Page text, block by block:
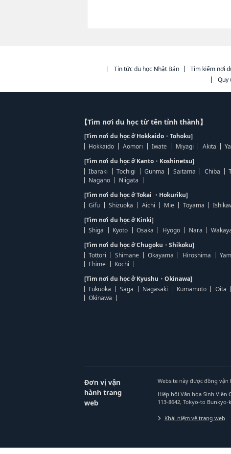
Tin tức du học Nhật Bản Tìm kiếm nơi
Quy
【Tìm nơi du học từ tên tỉnh thành】
[Tìm nơi du học ở Hokkaido・Tohoku]
Hokkaido
Aomori Iwate Miyagi Akita
[Tìm nơi du học ở Kanto・Koshinetsu]
Ibaraki
Tochigi Gunma Saitama Chiba
Nagano
Niigata
[Tìm nơi du học ở Tokai ・Hokuriku]
Gifu
Shizuoka Aichi Mie Toyama
[Tìm nơi du học ở Kinki]
Shiga
Kyoto Osaka Hyogo Nara
[Tìm nơi du học ở Chugoku・Shikoku]
Tottori
Shimane Okayama Hiroshima
Ehime
Kochi
[Tìm nơi du học ở Kyushu・Okinawa]
Fukuoka
Saga Nagasaki Kumamoto Oita
Okinawa
Đơn vị vận
hành trang
web
Website này được đồng vận
Hiệp hội Văn hóa Sinh Viên
113-8642, Tokyo-to
Khái niệm về trang web